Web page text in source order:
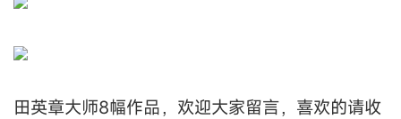
田英章大师8幅作品，欢迎大家留言，喜欢的请收